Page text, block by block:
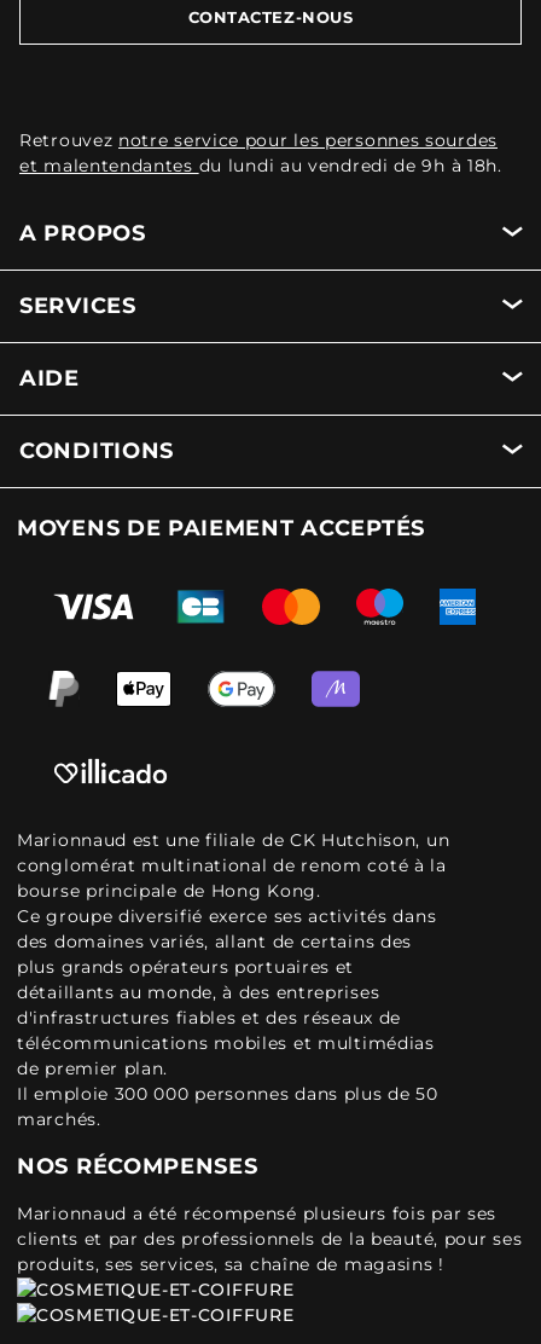
CONTACTEZ-NOUS
Retrouvez notre service pour les personnes sourdes
et malentendantes du lundi au vendredi de 9h à 18h.
A PROPOS
SERVICES
AIDE
CONDITIONS
MOYENS DE PAIEMENT ACCEPTÉS
Marionnaud est une filiale de CK Hutchison, un
conglomérat multinational de renom coté à la
bourse principale de Hong Kong.
Ce groupe diversifié exerce ses activités dans
des domaines variés, allant de certains des
plus grands opérateurs portuaires et
détaillants au monde, à des entreprises
d'infrastructures fiables et des réseaux de
télécommunications mobiles et multimédias
de premier plan.
Il emploie 300 000 personnes dans plus de 50
marchés.
NOS RÉCOMPENSES
Marionnaud a été récompensé plusieurs fois par ses
clients et par des professionnels de la beauté, pour ses
produits, ses services, sa chaîne de magasins !